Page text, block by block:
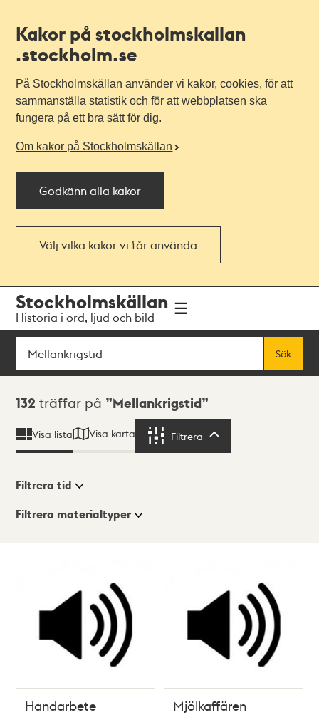
Kakor på stockholmskallan
.stockholm.se
På Stockholmskällan använder vi kakor, cookies, för att
sammanställa statistik och för att webbplatsen ska
fungera på ett bra sätt för dig.
Om kakor på Stockholmskällan
Godkänn alla kakor
Välj vilka kakor vi får använda
navigationen
huvudinnehållet
Stockholmskällan
Historia i ord, ljud och bild
Sök
Sök
Sökresultat
132 träffar på Mellankrigstid
Visa lista Visa karta Filtrera
Visningsläge
Filtrera tid
Filtrera materialtyper
Handarbete Mjölkaffären